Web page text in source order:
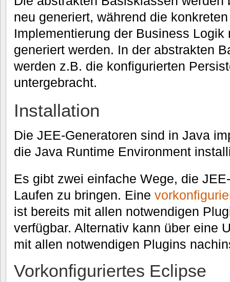
neu generiert, während die
Implementierung der Business
generiert werden. In der abstrakten
werden z.B. die konfigurierten
untergebracht.
Installation
Die JEE-Generatoren sind in Java
die Java Runtime Environment
Es gibt zwei einfache Wege, die
Laufen zu bringen. Eine
ist bereits mit allen notwendigen
verfügbar. Alternativ kann über eine
mit allen notwendigen Plugins
Vorkonfiguriertes Eclipse